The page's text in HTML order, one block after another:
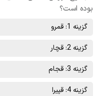
بوده است؟
گزینه 1: قمرو
گزینه 2: قچار
گزینه 3: قجام
گزینه 4: قپیرا